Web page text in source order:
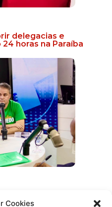
Cookies
delegacias e
horas na Paraíba
para Governo do